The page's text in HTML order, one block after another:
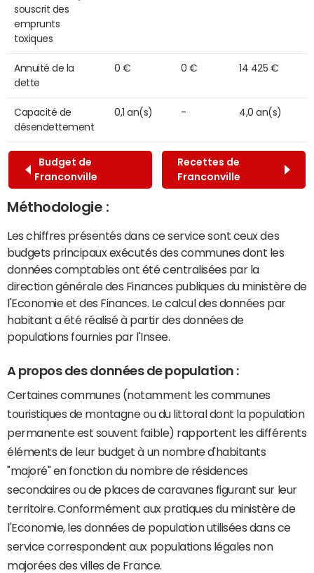
souscrit des
emprunts
toxiques
Annuité de la
dette
0 € 0 € 14 425 €
Capacité de
désendettement
0,1 an(s) - 4,0 an(s)
Budget de
Franconville
Recettes de
Franconville
Méthodologie :
Les chiffres présentés dans ce service sont ceux des
budgets principaux exécutés des communes dont les
données comptables ont été centralisées par la
direction générale des Finances publiques du ministère de
l'Economie et des Finances. Le calcul des données par
habitant a été réalisé à partir des données de
populations fournies par l'Insee.
A propos des données de population :
Certaines communes (notamment les communes
touristiques de montagne ou du littoral dont la population
permanente est souvent faible) rapportent les différents
éléments de leur budget à un nombre d'habitants
"majoré" en fonction du nombre de résidences
secondaires ou de places de caravanes figurant sur leur
territoire. Conformément aux pratiques du ministère de
l'Economie, les données de population utilisées dans ce
service correspondent aux populations légales non
majorées des villes de France.